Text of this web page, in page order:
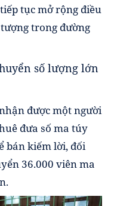
tục mở rộng điều
trong đường
số lượng lớn
được một người
đưa số ma túy
bán kiếm lời, đối
36.000 viên ma